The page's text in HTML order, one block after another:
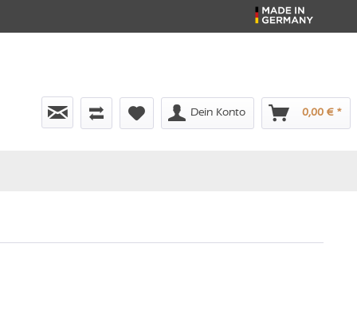
Dein Konto 0,00 € *